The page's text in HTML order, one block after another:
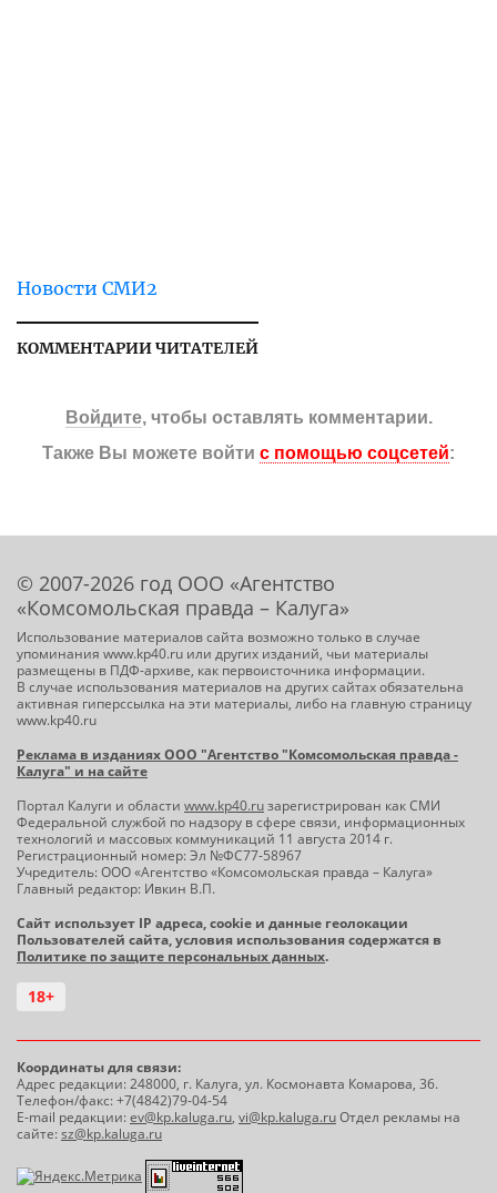
Новости СМИ2
КОММЕНТАРИИ ЧИТАТЕЛЕЙ
Войдите, чтобы оставлять комментарии.
Также Вы можете войти с помощью соцсетей:
© 2007-2026 год ООО «Агентство
«Комсомольская правда – Калуга»
Использование материалов сайта возможно только в случае
упоминания www.kp40.ru или других изданий, чьи материалы
размещены в ПДФ-архиве, как первоисточника информации.
В случае использования материалов на других сайтах обязательна
активная гиперссылка на эти материалы, либо на главную страницу
www.kp40.ru
Реклама в изданиях ООО "Агентство "Комсомольская правда -
Калуга" и на сайте
Портал Калуги и области www.kp40.ruзарегистрирован как СМИ
Федеральной службой по надзору в сфере связи, информационных
технологий и массовых коммуникаций 11 августа 2014 г.
Регистрационный номер: Эл №ФС77-58967
Учредитель: ООО «Агентство «Комсомольская правда – Калуга»
Главный редактор: Ивкин В.П.
Сайт использует IP адреса, cookie и данные геолокации
Пользователей сайта, условия использования содержатся в
Политике по защите персональных данных.
18+
Координаты для связи:
Адрес редакции: 248000, г. Калуга, ул. Космонавта Комарова, 36.
Телефон/факс: +7(4842)79-04-54
E-mail редакции:ev@kp.kaluga.ru, vi@kp.kaluga.ruОтдел рекламы на
сайте:sz@kp.kaluga.ru